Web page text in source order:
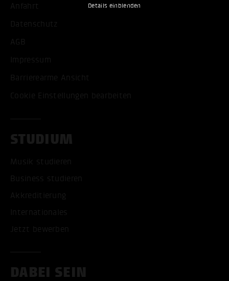
Details einblenden
Anfahrt
Datenschutz
AGB
Impressum
Barrierearme Ansicht
Cookie Einstellungen bearbeiten
STUDIUM
Musik studieren
Business studieren
Akkreditierung
Internationales
Jetzt bewerben
DABEI SEIN